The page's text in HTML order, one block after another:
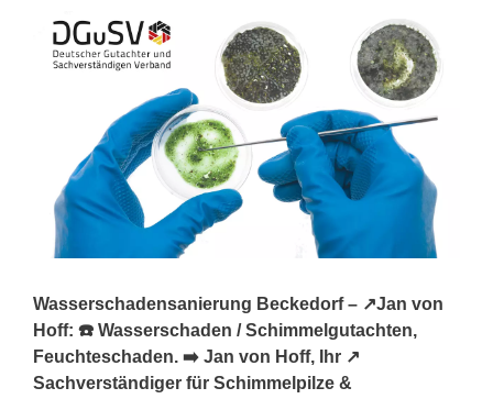
Wasserschadensanierung Beckedorf – ↗️Jan von
Hoff: ☎️ Wasserschaden / Schimmelgutachten,
Feuchteschaden. ➡️ Jan von Hoff, Ihr ↗️
Sachverständiger für Schimmelpilze &